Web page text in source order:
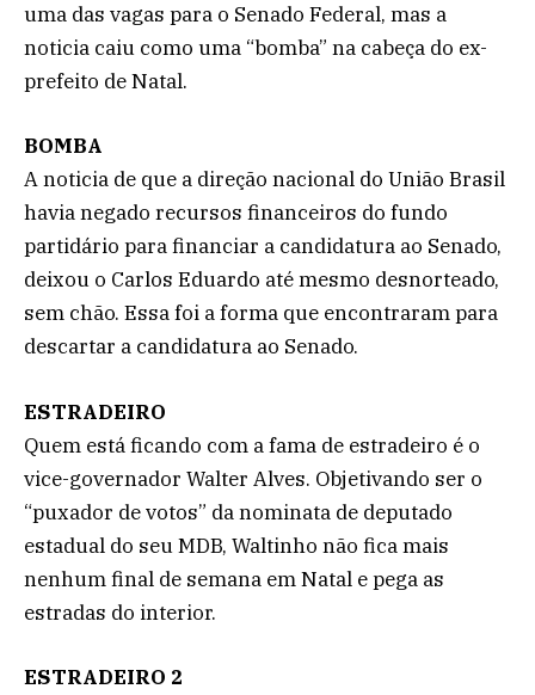
uma das vagas para o Senado Federal, mas a
noticia caiu como uma “bomba” na cabeça do ex-
prefeito de Natal.
BOMBA
A noticia de que a direção nacional do União Brasil
havia negado recursos financeiros do fundo
partidário para financiar a candidatura ao Senado,
deixou o Carlos Eduardo até mesmo desnorteado,
sem chão. Essa foi a forma que encontraram para
descartar a candidatura ao Senado.
ESTRADEIRO
Quem está ficando com a fama de estradeiro é o
vice-governador Walter Alves. Objetivando ser o
“puxador de votos” da nominata de deputado
estadual do seu MDB, Waltinho não fica mais
nenhum final de semana em Natal e pega as
estradas do interior.
ESTRADEIRO 2